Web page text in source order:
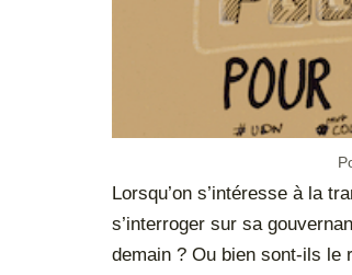
Lorsqu’on s’intéresse à la
s’interroger sur sa
demain ? Ou bien sont-ils le